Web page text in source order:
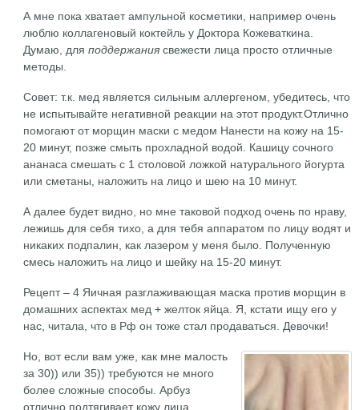
А мне пока хватает ампульной косметики, например очень
люблю коллагеновый коктейль у Доктора Кожеваткина.
Думаю, дляподдержания свежести лица просто отличные
методы.
Совет: т.к. мед является сильным аллергеном, убедитесь, что
не испытывайте негативной реакции на этот продукт.Отлично
помогают от морщин маски с медом Нанести на кожу на 15-
20 минут, позже смыть прохладной водой. Кашицу сочного
ананаса смешать с 1 столовой ложкой натурального йогурта
или сметаны, наложить на лицо и шею на 10 минут.
А далее будет видно, но мне таковой подход очень по нраву,
лежишь для себя тихо, а для тебя аппаратом по лицу водят и
никаких подпалин, как лазером у меня было. Полученную
смесь наложить на лицо и шейку на 15-20 минут.
Рецепт – 4 Яичная разглаживающая маска против морщин в
домашних аспектах мед + желток яйца. Я, кстати ищу его у
нас, читала, что в Рф он тоже стал продаваться. Девочки!
Но, вот если вам уже, как мне малость
за 30)) или 35)) требуются не много
более сложные способы. Арбуз
отлично подтягивает кожу лица,